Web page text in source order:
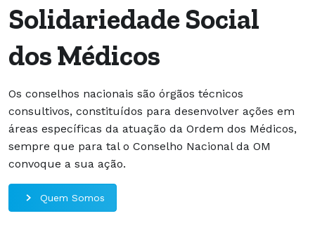
Solidariedade Social
dos Médicos
Os conselhos nacionais são órgãos técnicos
consultivos, constituídos para desenvolver ações em
áreas específicas da atuação da Ordem dos Médicos,
sempre que para tal o Conselho Nacional da OM
convoque a sua ação.
Quem Somos